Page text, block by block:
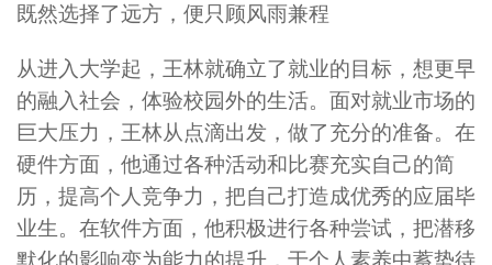
既然选择了远方，便只顾风雨兼程
从进入大学起，王林就确立了就业的目标，想更早
的融入社会，体验校园外的生活。面对就业市场的
巨大压力，王林从点滴出发，做了充分的准备。在
硬件方面，他通过各种活动和比赛充实自己的简
历，提高个人竞争力，把自己打造成优秀的应届毕
业生。在软件方面，他积极进行各种尝试，把潜移
默化的影响变为能力的提升，于个人素养中蓄势待